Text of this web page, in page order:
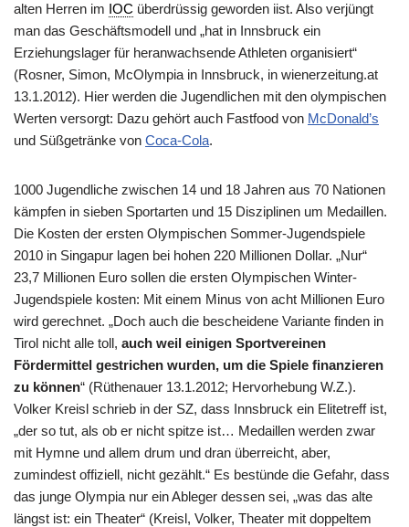
alten Herren im IOC überdrüssig geworden iist. Also verjüngt
man das Geschäftsmodell und „hat in Innsbruck ein
Erziehungslager für heranwachsende Athleten organisiert“
(Rosner, Simon, McOlympia in Innsbruck, in wienerzeitung.at
13.1.2012). Hier werden die Jugendlichen mit den olympischen
Werten versorgt: Dazu gehört auch Fastfood von McDonald’s
und Süßgetränke von Coca-Cola.
1000 Jugendliche zwischen 14 und 18 Jahren aus 70 Nationen
kämpfen in sieben Sportarten und 15 Disziplinen um Medaillen.
Die Kosten der ersten Olympischen Sommer-Jugendspiele
2010 in Singapur lagen bei hohen 220 Millionen Dollar. „Nur“
23,7 Millionen Euro sollen die ersten Olympischen Winter-
Jugendspiele kosten: Mit einem Minus von acht Millionen Euro
wird gerechnet. „Doch auch die bescheidene Variante finden in
Tirol nicht alle toll, auch weil einigen Sportvereinen
Fördermittel gestrichen wurden, um die Spiele finanzieren
zu können“ (Rüthenauer 13.1.2012; Hervorhebung W.Z.).
Volker Kreisl schrieb in der SZ, dass Innsbruck ein Elitetreff ist,
„der so tut, als ob er nicht spitze ist… Medaillen werden zwar
mit Hymne und allem drum und dran überreicht, aber,
zumindest offiziell, nicht gezählt.“ Es bestünde die Gefahr, dass
das junge Olympia nur ein Ableger dessen sei, „was das alte
längst ist: ein Theater“ (Kreisl, Volker, Theater mit doppeltem